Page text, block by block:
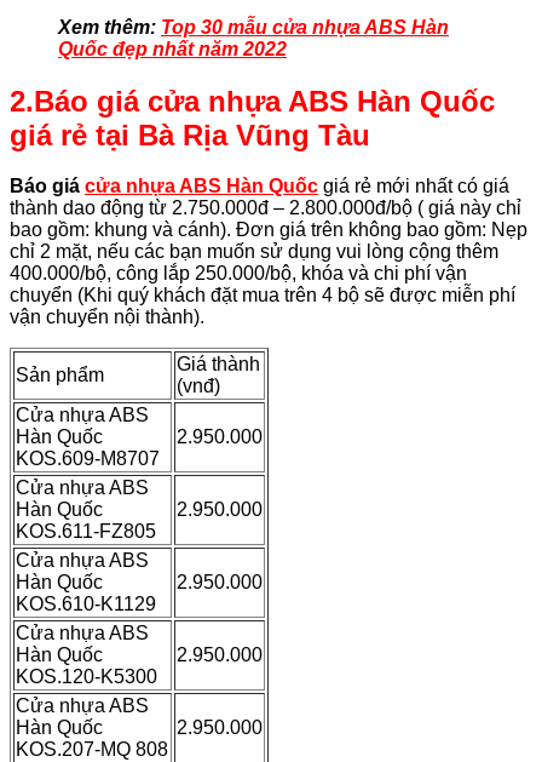
Xem thêm: Top 30 mẫu cửa nhựa ABS Hàn
Quốc đẹp nhất năm 2022
2.Báo giá cửa nhựa ABS Hàn Quốc
giá rẻ tại Bà Rịa Vũng Tàu
Báo giá cửa nhựa ABS Hàn Quốc giá rẻ mới nhất có giá
thành dao động từ 2.750.000đ – 2.800.000đ/bộ ( giá này chỉ
bao gồm: khung và cánh). Đơn giá trên không bao gồm: Nẹp
chỉ 2 mặt, nếu các bạn muốn sử dụng vui lòng cộng thêm
400.000/bộ, công lắp 250.000/bộ, khóa và chi phí vận
chuyển (Khi quý khách đặt mua trên 4 bộ sẽ được miễn phí
vận chuyển nội thành).
Sản phẩm
Giá thành
(vnđ)
Cửa nhựa ABS
Hàn Quốc
KOS.609-M8707
2.950.000
Cửa nhựa ABS
Hàn Quốc
KOS.611-FZ805
2.950.000
Cửa nhựa ABS
Hàn Quốc
KOS.610-K1129
2.950.000
Cửa nhựa ABS
Hàn Quốc
KOS.120-K5300
2.950.000
Cửa nhựa ABS
Hàn Quốc
KOS.207-MQ 808
2.950.000